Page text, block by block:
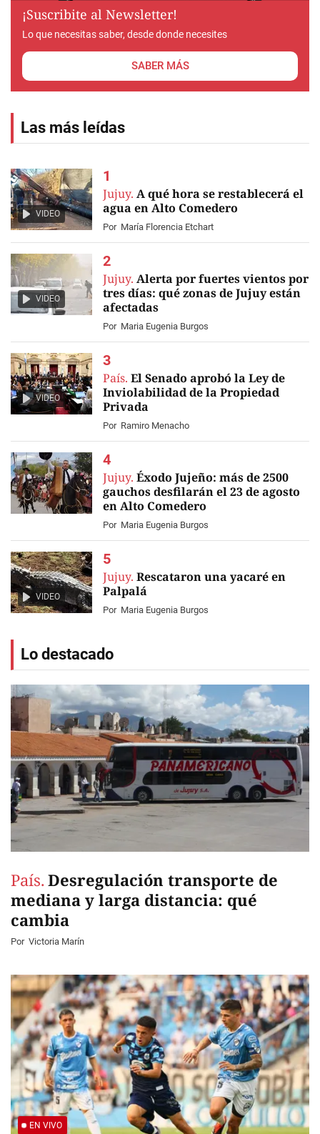
¡Suscribite al Newsletter!
Lo que necesitas saber, desde donde necesites
SABER MÁS
Las más leídas
VIDEO
Jujuy. A qué hora se restablecerá el
agua en Alto Comedero
Por María Florencia Etchart
VIDEO
Jujuy. Alerta por fuertes vientos por
tres días: qué zonas de Jujuy están
afectadas
Por Maria Eugenia Burgos
VIDEO
País. El Senado aprobó la Ley de
Inviolabilidad de la Propiedad
Privada
Por Ramiro Menacho
Jujuy. Éxodo Jujeño: más de 2500
gauchos desfilarán el 23 de agosto
en Alto Comedero
Por Maria Eugenia Burgos
VIDEO
Jujuy. Rescataron una yacaré en
Palpalá
Por Maria Eugenia Burgos
Lo destacado
País. Desregulación transporte de
mediana y larga distancia: qué
cambia
Por Victoria Marín
EN VIVO